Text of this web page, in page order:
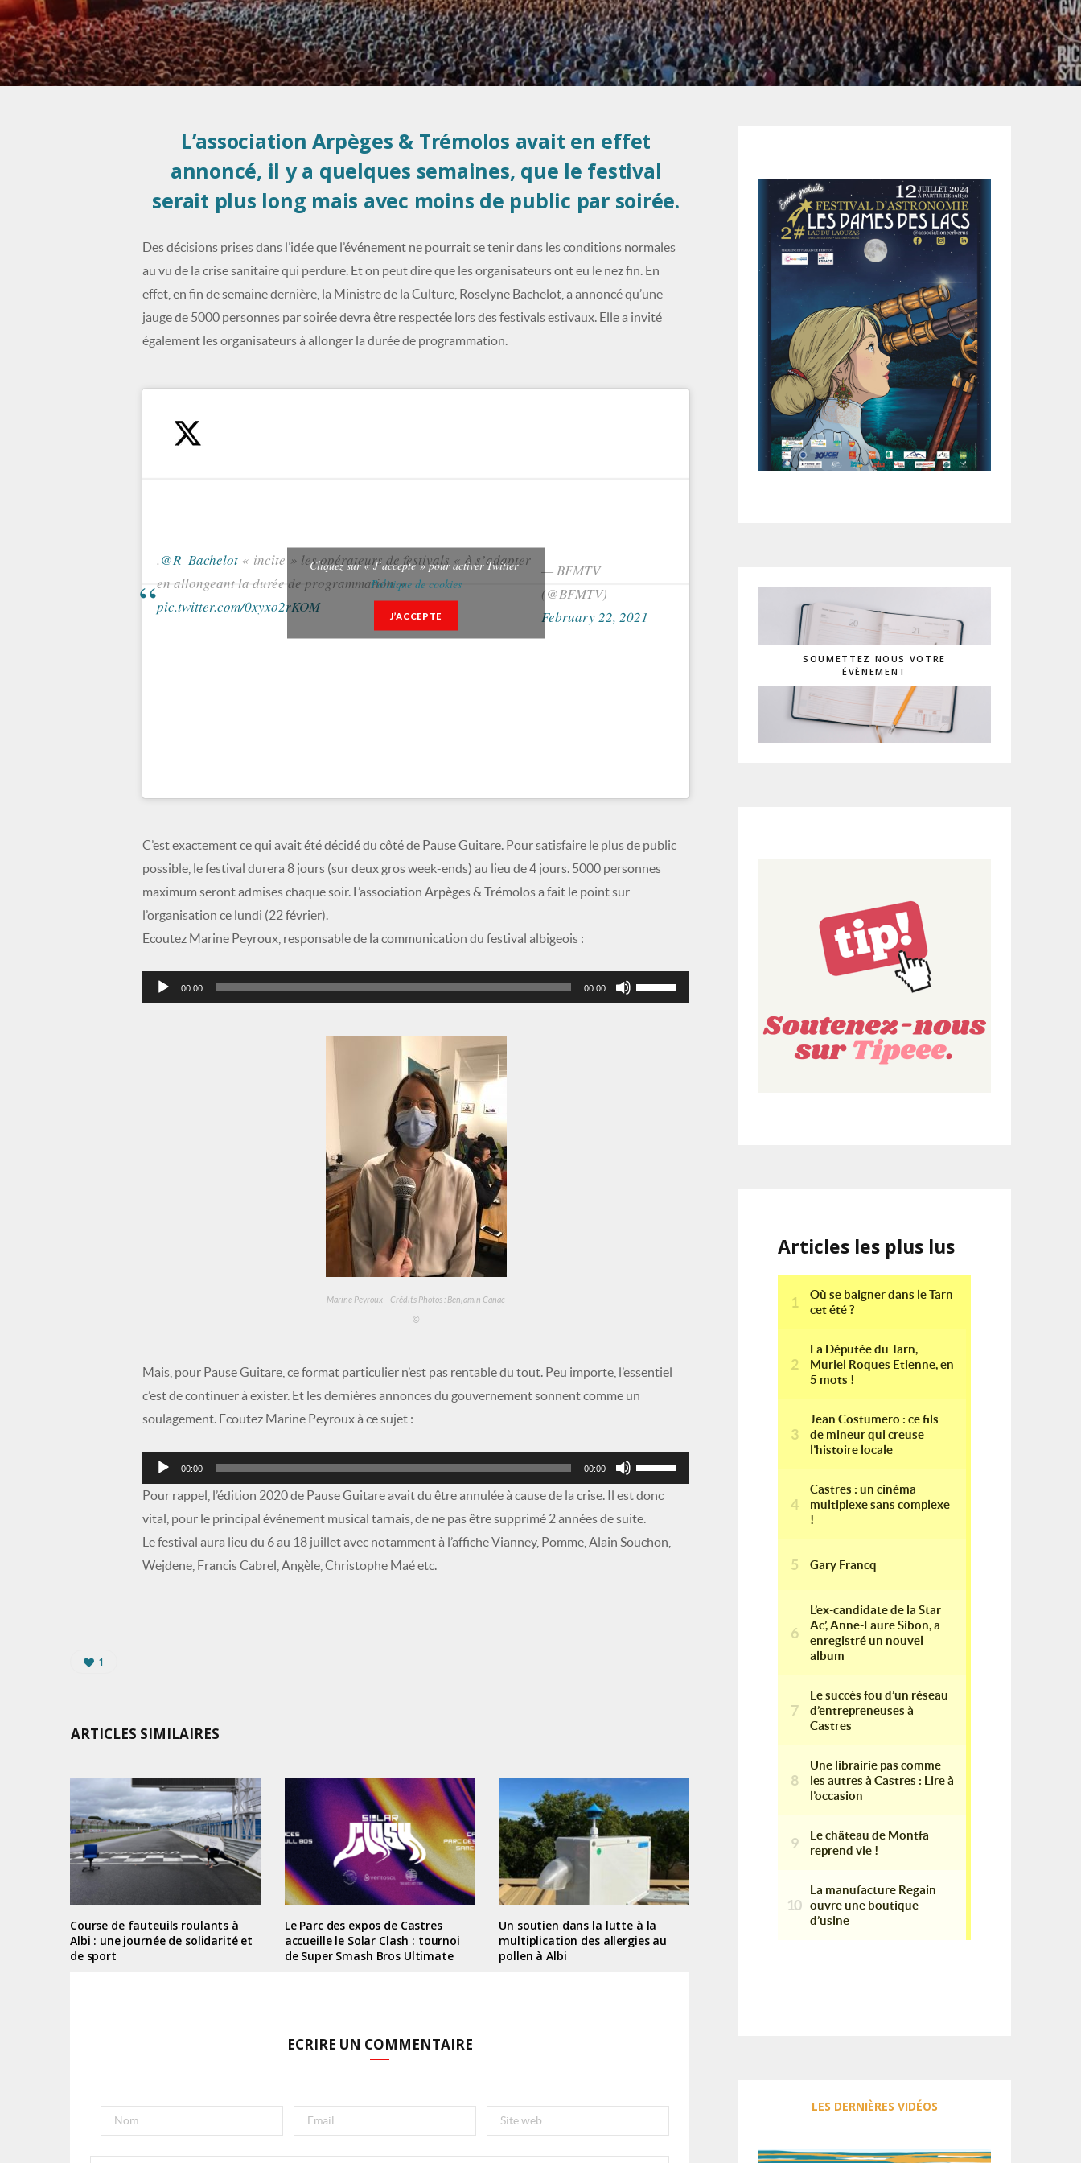
L’association Arpèges & Trémolos avait en effet
annoncé, il y a quelques semaines, que le festival
serait plus long mais avec moins de public par soirée.
Des décisions prises dans l’idée que l’événement ne pourrait se tenir dans les conditions normales
au vu de la crise sanitaire qui perdure. Et on peut dire que les organisateurs ont eu le nez fin. En
effet, en fin de semaine dernière, la Ministre de la Culture, Roselyne Bachelot, a annoncé qu’une
jauge de 5000 personnes par soirée devra être respectée lors des festivals estivaux. Elle a invité
également les organisateurs à allonger la durée de programmation.
.@R_Bachelot « incite » les opérateurs de festivals « à s’adapter
en allongeant la durée de programmation »
pic.twitter.com/0xyxo2rKOM
— BFMTV
(@BFMTV)
February 22, 2021
Cliquez sur « J’accepte » pour activer Twitter
Politique de cookies
J’ACCEPTE
C’est exactement ce qui avait été décidé du côté de Pause Guitare. Pour satisfaire le plus de public
possible, le festival durera 8 jours (sur deux gros week-ends) au lieu de 4 jours. 5000 personnes
maximum seront admises chaque soir. L’association Arpèges & Trémolos a fait le point sur
l’organisation ce lundi (22 février).
Ecoutez Marine Peyroux, responsable de la communication du festival albigeois :
Lecteur
audio
00:00 00:00
Utilisez
les
Marine Peyroux – Crédits Photos : Benjamin Canac
©
Mais, pour Pause Guitare, ce format particulier n’est pas rentable du tout. Peu importe, l’essentiel
c’est de continuer à exister. Et les dernières annonces du gouvernement sonnent comme un
soulagement. Ecoutez Marine Peyroux à ce sujet :
Lecteur
audio
00:00 00:00
Utilisez
les
Pour rappel, l’édition 2020 de Pause Guitare avait du être annulée à cause de la crise. Il est donc
vital, pour le principal événement musical tarnais, de ne pas être supprimé 2 années de suite.
Le festival aura lieu du 6 au 18 juillet avec notamment à l’affiche Vianney, Pomme, Alain Souchon,
Wejdene, Francis Cabrel, Angèle, Christophe Maé etc.
1
ARTICLES SIMILAIRES
Course de fauteuils roulants à
Albi : une journée de solidarité et
de sport
Le Parc des expos de Castres
accueille le Solar Clash : tournoi
de Super Smash Bros Ultimate
Un soutien dans la lutte à la
multiplication des allergies au
pollen à Albi
ECRIRE UN COMMENTAIRE
SOUMETTEZ NOUS VOTRE
ÉVÈNEMENT
Articles les plus lus
LES DERNIÈRES VIDÉOS